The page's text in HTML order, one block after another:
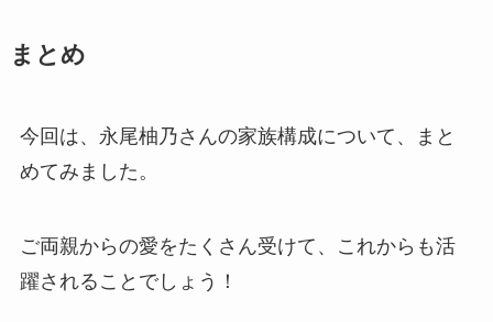
まとめ
今回は、永尾柚乃さんの家族構成について、まと
めてみました。
ご両親からの愛をたくさん受けて、これからも活
躍されることでしょう！